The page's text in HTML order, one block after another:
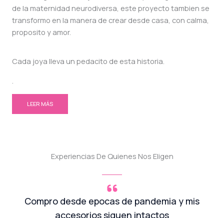
de la maternidad neurodiversa, este proyecto tambien se
transformo en la manera de crear desde casa, con calma,
proposito y amor.
Cada joya lleva un pedacito de esta historia.
.
LEER MÁS
Experiencias De Quienes Nos Eligen
Compro desde epocas de pandemia y mis
accesorios siguen intactos